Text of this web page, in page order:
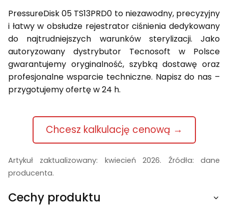
PressureDisk 05 TS13PRD0 to niezawodny, precyzyjny
i łatwy w obsłudze rejestrator ciśnienia dedykowany
do najtrudniejszych warunków sterylizacji. Jako
autoryzowany dystrybutor Tecnosoft w Polsce
gwarantujemy oryginalność, szybką dostawę oraz
profesjonalne wsparcie techniczne. Napisz do nas –
przygotujemy ofertę w 24 h.
Chcesz kalkulację cenową →
Artykuł zaktualizowany: kwiecień 2026. Źródła: dane
producenta.
Cechy produktu